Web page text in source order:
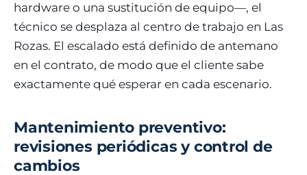
hardware o una sustitución de equipo—, el
técnico se desplaza al centro de trabajo en Las
Rozas. El escalado está definido de antemano
en el contrato, de modo que el cliente sabe
exactamente qué esperar en cada escenario.
Mantenimiento preventivo:
revisiones periódicas y control de
cambios